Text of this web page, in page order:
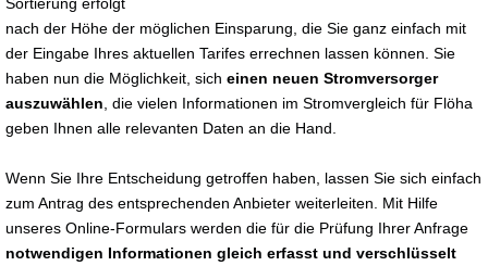
nach der Höhe der möglichen Einsparung, die Sie ganz einfach mit
der Eingabe Ihres aktuellen Tarifes errechnen lassen können. Sie
haben nun die Möglichkeit, sich einen neuen Stromversorger
auszuwählen , die vielen Informationen im Stromvergleich für Flöha
geben Ihnen alle relevanten Daten an die Hand.
Wenn Sie Ihre Entscheidung getroffen haben, lassen Sie sich einfach
zum Antrag des entsprechenden Anbieter weiterleiten. Mit Hilfe
unseres Online-Formulars werden die für die Prüfung Ihrer Anfrage
notwendigen Informationen gleich erfasst und verschlüsselt